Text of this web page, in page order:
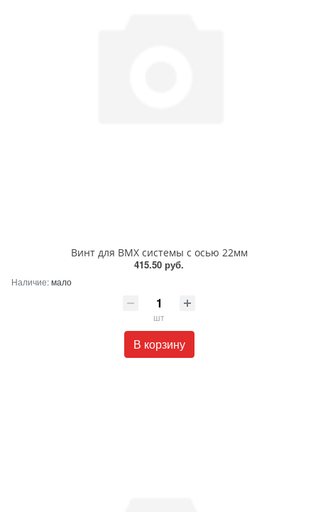
Винт для BMX системы с осью 22мм
415.50 руб.
Наличие:мало
шт
В корзину